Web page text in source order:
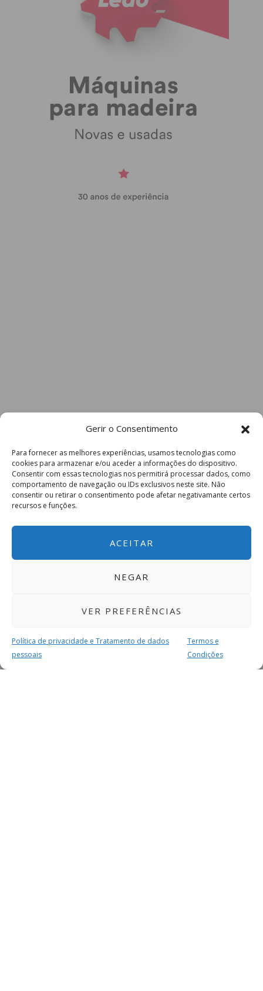
Gerir o Consentimento
Para fornecer as melhores experiências, usamos tecnologias como
cookies para armazenar e/ou aceder a informações do dispositivo.
Consentir com essas tecnologias nos permitirá processar dados, como
comportamento de navegação ou IDs exclusivos neste site. Não
consentir ou retirar o consentimento pode afetar negativamante certos
recursos e funções.
ACEITAR
NEGAR
VER PREFERÊNCIAS
Política de privacidade e Tratamento de dados
pessoais
Termos e
Condições